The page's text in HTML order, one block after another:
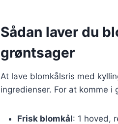
Sådan laver du
grøntsager
At lave blomkålsris med
ingredienser. For at komme i
Frisk blomkål: 1 hoved,